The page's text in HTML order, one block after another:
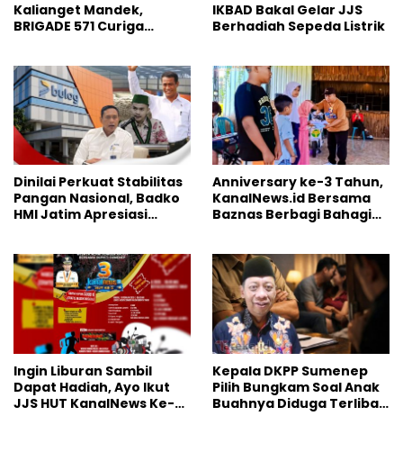
Kalianget Mandek,
BRIGADE 571 Curiga
IKBAD Bakal Gelar JJS
Berhadiah Sepeda Listrik
Dinilai Perkuat Stabilitas
Pangan Nasional, Badko
HMI Jatim Apresiasi
Anniversary ke-3 Tahun,
KanalNews.id Bersama
Baznas Berbagi Bahagia
Ingin Liburan Sambil
Dapat Hadiah, Ayo Ikut
JJS HUT KanalNews Ke-3
Kepala DKPP Sumenep
Pilih Bungkam Soal Anak
Buahnya Diduga Terlibat